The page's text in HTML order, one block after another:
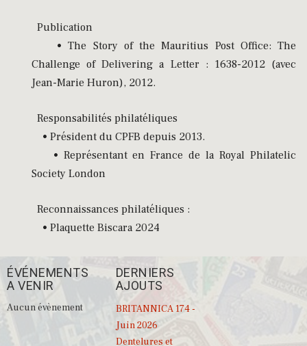
Publication
• The Story of the Mauritius Post Office: The
Challenge of Delivering a Letter : 1638-2012 (avec
Jean-Marie Huron), 2012.
Responsabilités philatéliques
• Président du CPFB depuis 2013.
• Représentant en France de la Royal Philatelic
Society London
Reconnaissances philatéliques :
• Plaquette Biscara 2024
ÉVÉNEMENTS
A VENIR
Aucun évènement
DERNIERS
AJOUTS
BRITANNICA 174 -
Juin 2026
Dentelures et